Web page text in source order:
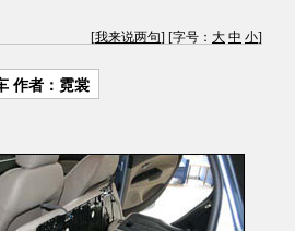
[我来说两句] [字号： 大 中 小]
作者：霓裳